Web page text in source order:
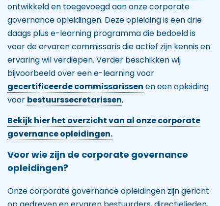
ontwikkeld en toegevoegd aan onze corporate
governance opleidingen. Deze opleiding is een drie
daags plus e-learning programma die bedoeld is
voor de ervaren commissaris die actief zijn kennis en
ervaring wil verdiepen. Verder beschikken wij
bijvoorbeeld over een e-learning voor
gecertificeerde commissarissen en een opleiding
voor bestuurssecretarissen.
Bekijk hier het overzicht van al onze corporate
governance opleidingen.
Voor wie zijn de corporate governance
opleidingen?
Onze corporate governance opleidingen zijn gericht